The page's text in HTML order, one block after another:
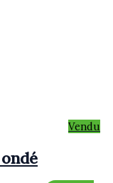
Vendu